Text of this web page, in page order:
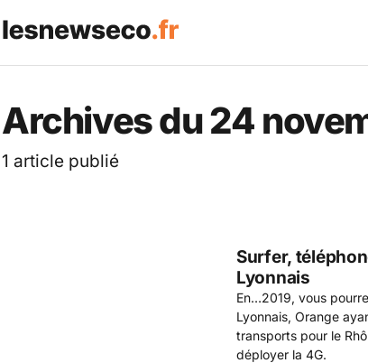
Les News Eco .fr —
Archives du 24
1 article publié
Surfer,
Lyonnais
En…2019, vous
Lyonnais, Orange
transports pour le
déployer la 4G.